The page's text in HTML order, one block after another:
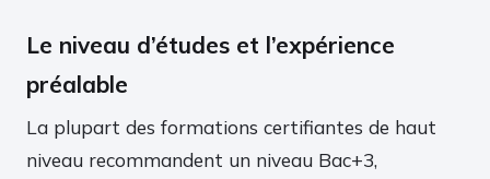
Le niveau d’études et l’expérience
préalable
La plupart des formations certifiantes de haut
niveau recommandent un niveau Bac+3,